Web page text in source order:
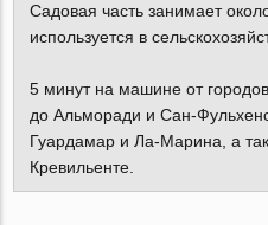
Садовая часть занимает
используется в
5 минут на машине от
до Альморади и Сан-
Гуардамар и Ла-Марина, а
Кревильенте.